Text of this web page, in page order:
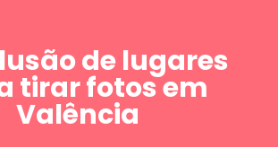
de lugares
tirar fotos em
Valência